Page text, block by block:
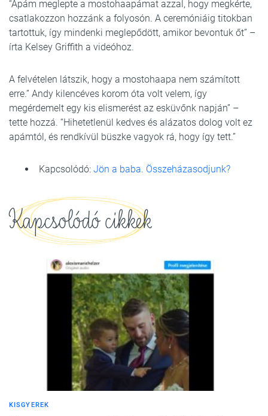
“Apám meglepte a mostohaapámat azzal, hogy megkérte,
csatlakozzon hozzánk a folyosón. A ceremóniáig titokban
tartottuk, így mindenki meglepődött, amikor bevontuk őt” –
írta Kelsey Griffith a videóhoz.
A felvételen látszik, hogy a mostohaapa nem számított
erre.” Andy kilencéves korom óta volt velem, így
megérdemelt egy kis elismerést az esküvőnk napján” –
tette hozzá. “Hihetetlenül kedves és alázatos dolog volt ez
apámtól, és rendkívül büszke vagyok rá, hogy így tett.”
Kapcsolódó: Jön a baba. Összeházasodjunk?
Kapcsolódó cikkek
KISGYEREK